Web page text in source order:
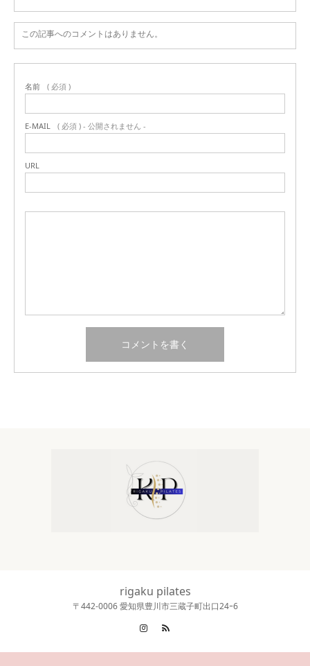
この記事へのコメントはありません。
名前 ( 必須 )
E-MAIL ( 必須 ) - 公開されません -
URL
rigaku pilates
〒442‐0006 愛知県豊川市三蔵子町出口24ｰ6
Instagram